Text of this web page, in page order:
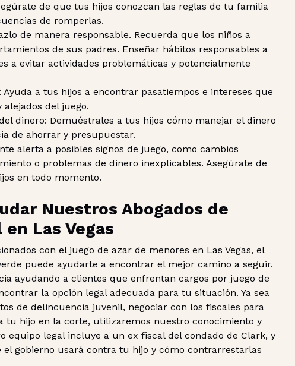
de que tus hijos conozcan las reglas de tu familia
de romperlas.
de manera responsable. Recuerda que los niños a
de sus padres. Enseñar hábitos responsables a
a evitar actividades problemáticas y potencialmente
Ayuda a tus hijos a encontrar pasatiempos e intereses que
del juego.
dinero: Demuéstrales a tus hijos cómo manejar el dinero
de ahorrar y presupuestar.
alerta a posibles signos de juego, como cambios
o problemas de dinero inexplicables. Asegúrate de
en todo momento.
Nuestros Abogados de
Las Vegas
con el juego de azar de menores en Las Vegas, el
puede ayudarte a encontrar el mejor camino a seguir.
ayudando a clientes que enfrentan cargos por juego de
la opción legal adecuada para tu situación. Ya sea
de delincuencia juvenil, negociar con los fiscales para
tu hijo en la corte, utilizaremos nuestro conocimiento y
equipo legal incluye a un ex fiscal del condado de Clark, y
el gobierno usará contra tu hijo y cómo contrarrestarlas